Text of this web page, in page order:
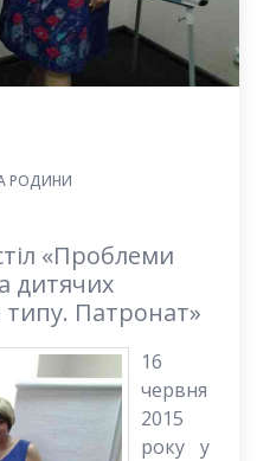
РОДИНИ
«Проблеми
дитячих
типу. Патронат»
16
червня
2015
року у